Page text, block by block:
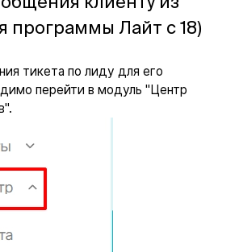
программы Лайт с 18)
тикета по лиду для его
перейти в модуль "Центр